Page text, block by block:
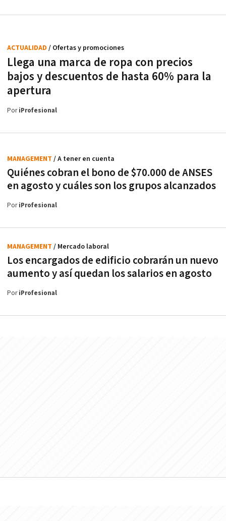
Llega una marca de ropa con precios
bajos y descuentos de hasta 60% para la
apertura
ACTUALIDAD / Ofertas y promociones
PoriProfesional
Quiénes cobran el bono de $70.000 de ANSES
en agosto y cuáles son los grupos alcanzados
MANAGEMENT / A tener en cuenta
PoriProfesional
Los encargados de edificio cobrarán un nuevo
aumento y así quedan los salarios en agosto
MANAGEMENT / Mercado laboral
PoriProfesional